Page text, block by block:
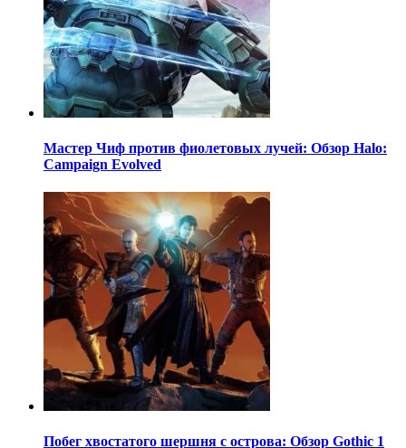
Мастер Чиф против фиолетовых лучей: Обзор Halo:
Campaign Evolved
Побег хвостатого шершня с острова: Обзор Gothic 1